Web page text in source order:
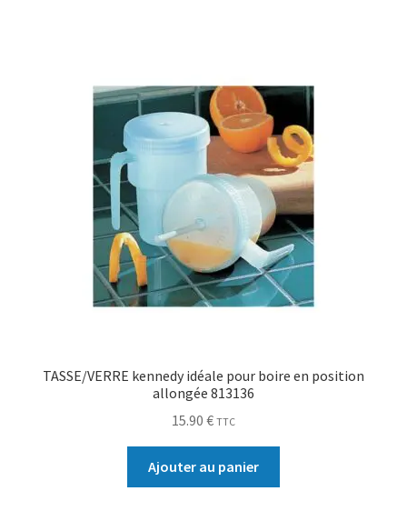
TASSE/VERRE kennedy idéale pour boire en position
allongée 813136
15.90 € TTC
Ajouter au panier